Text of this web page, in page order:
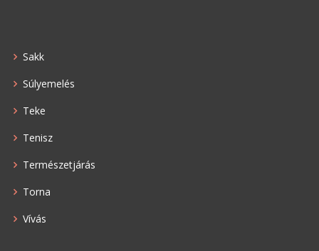
Sakk
Súlyemelés
Teke
Tenisz
Természetjárás
Torna
Vívás